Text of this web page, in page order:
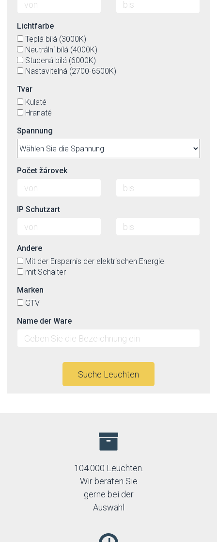
Lichtfarbe
Teplá bílá (3000K)
Neutrální bílá (4000K)
Studená bílá (6000K)
Nastavitelná (2700-6500K)
Tvar
Kulaté
Hranaté
Spannung
Počet žárovek
IP Schutzart
Andere
Mit der Ersparnis der elektrischen Energie
mit Schalter
Marken
GTV
Name der Ware
Suche Leuchten
104.000 Leuchten.
Wir beraten Sie
gerne bei der
Auswahl